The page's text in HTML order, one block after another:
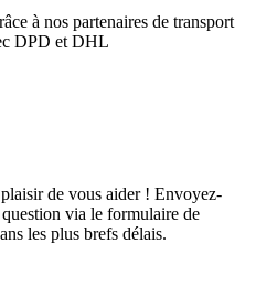
à nos partenaires de transport
DPD et DHL
de vous aider ! Envoyez-
via le formulaire de
les plus brefs délais.